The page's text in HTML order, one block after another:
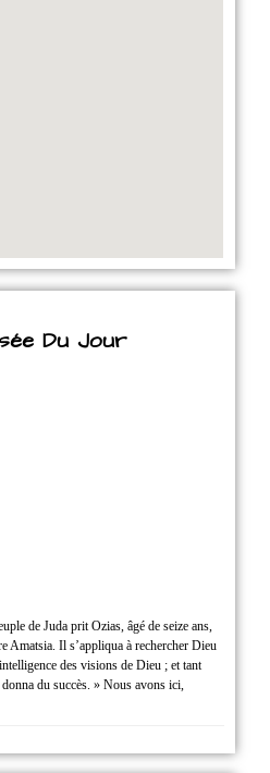
Du Jour
de Juda prit Ozias, âgé de seize ans,
Amatsia. Il s’appliqua à rechercher Dieu
des visions de Dieu ; et tant
du succès. » Nous avons ici,